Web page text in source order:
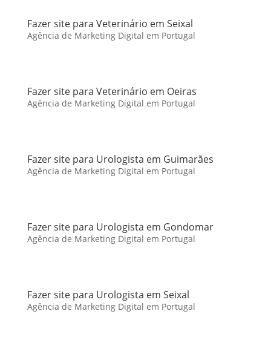
Fazer site para Veterinário em Seixal
Agência de Marketing Digital em Portugal
Fazer site para Veterinário em Oeiras
Agência de Marketing Digital em Portugal
Fazer site para Urologista em Guimarães
Agência de Marketing Digital em Portugal
Fazer site para Urologista em Gondomar
Agência de Marketing Digital em Portugal
Fazer site para Urologista em Seixal
Agência de Marketing Digital em Portugal